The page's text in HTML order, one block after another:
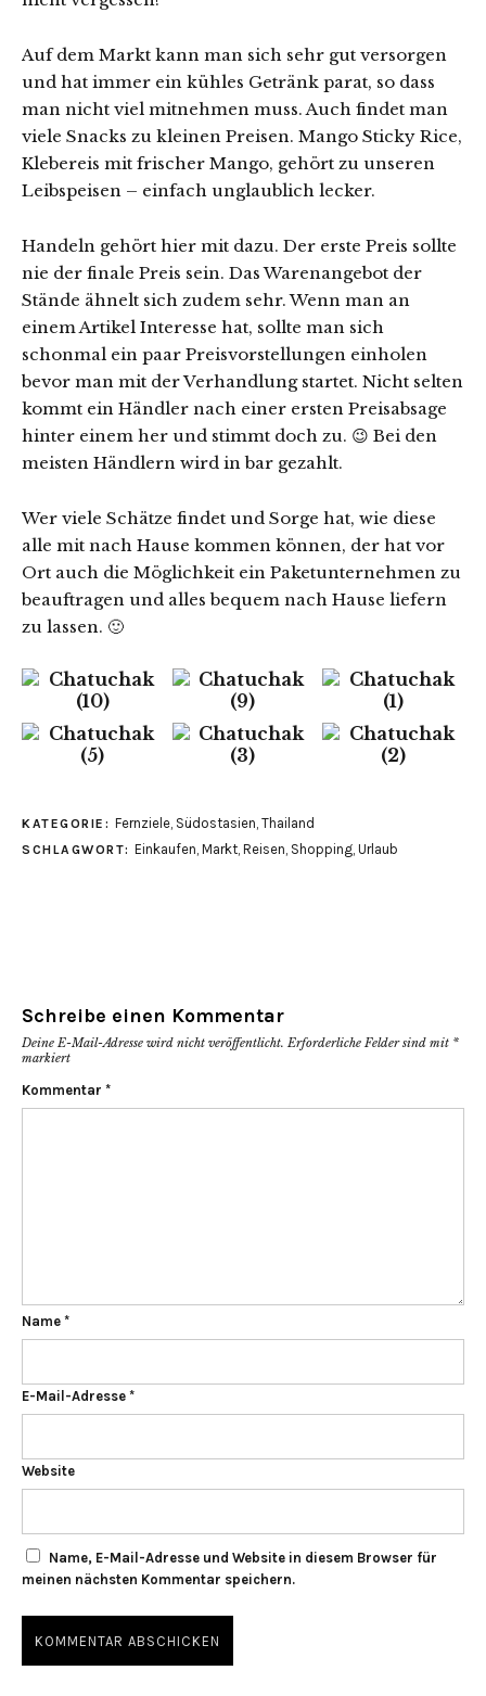
Auf dem Markt kann man sich sehr gut versorgen
und hat immer ein kühles Getränk parat, so dass
man nicht viel mitnehmen muss. Auch findet man
viele Snacks zu kleinen Preisen. Mango Sticky Rice,
Klebereis mit frischer Mango, gehört zu unseren
Leibspeisen – einfach unglaublich lecker.
Handeln gehört hier mit dazu. Der erste Preis sollte
nie der finale Preis sein. Das Warenangebot der
Stände ähnelt sich zudem sehr. Wenn man an
einem Artikel Interesse hat, sollte man sich
schonmal ein paar Preisvorstellungen einholen
bevor man mit der Verhandlung startet. Nicht selten
kommt ein Händler nach einer ersten Preisabsage
hinter einem her und stimmt doch zu. 😉 Bei den
meisten Händlern wird in bar gezahlt.
Wer viele Schätze findet und Sorge hat, wie diese
alle mit nach Hause kommen können, der hat vor
Ort auch die Möglichkeit ein Paketunternehmen zu
beauftragen und alles bequem nach Hause liefern
zu lassen. 🙂
KATEGORIE: Fernziele, Südostasien, Thailand
SCHLAGWORT: Einkaufen, Markt, Reisen, Shopping, Urlaub
Schreibe einen Kommentar
Deine E-Mail-Adresse wird nicht veröffentlicht. Erforderliche Felder sind mit *
markiert
Kommentar *
Name *
E-Mail-Adresse *
Website
Name, E-Mail-Adresse und Website in diesem Browser für
meinen nächsten Kommentar speichern.